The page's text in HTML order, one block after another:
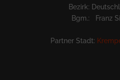
Bezirk:
Bgm.: Franz
Partner Stadt: